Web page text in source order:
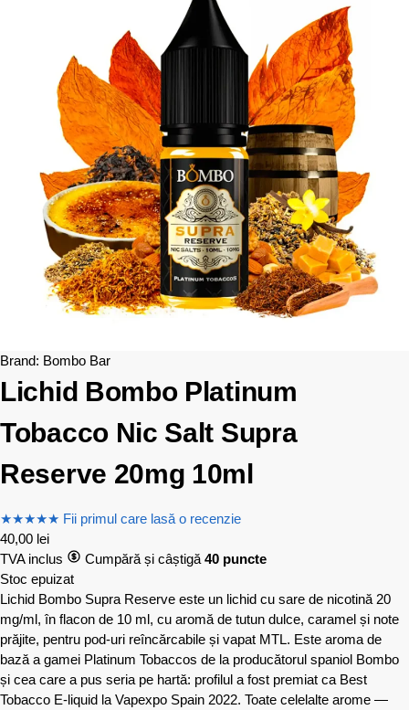
Brand: Bombo Bar
Lichid Bombo Platinum
Tobacco Nic Salt Supra
Reserve 20mg 10ml
★★★★★ Fii primul care lasă o recenzie
40,00 lei
TVA inclus
Cumpără și câștigă 40 puncte
Stoc epuizat
Lichid Bombo Supra Reserve este un lichid cu sare de nicotină 20
mg/ml, în flacon de 10 ml, cu aromă de tutun dulce, caramel și note
prăjite, pentru pod-uri reîncărcabile și vapat MTL. Este aroma de
bază a gamei Platinum Tobaccos de la producătorul spaniol Bombo
și cea care a pus seria pe hartă: profilul a fost premiat ca Best
Tobacco E-liquid la Vapexpo Spain 2022. Toate celelalte arome —